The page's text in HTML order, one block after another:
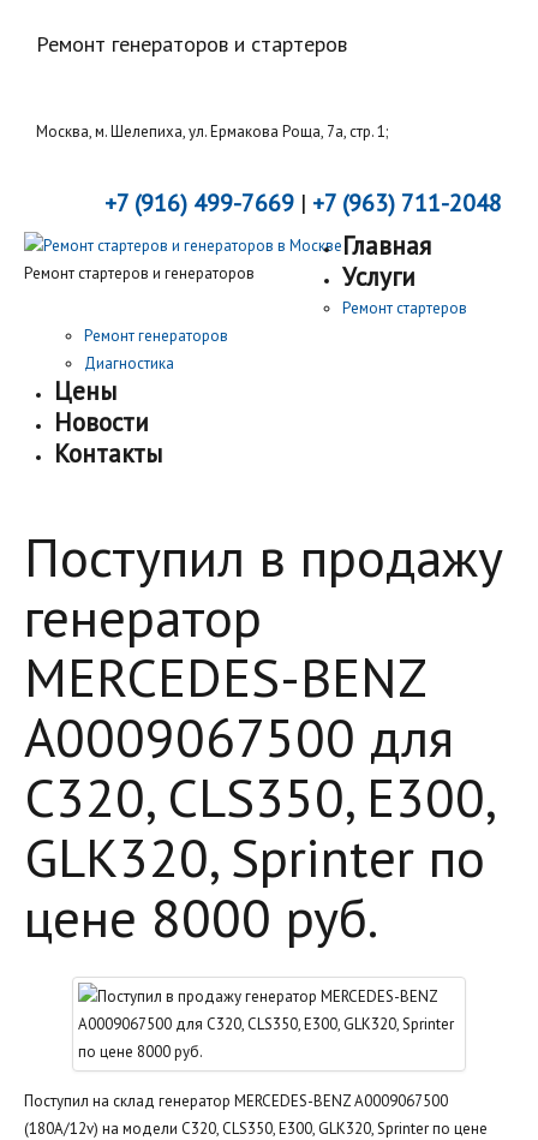
Ремонт генераторов и стартеров
Москва, м. Шелепиха, ул. Ермакова Роща, 7а, стр. 1;
+7 (916) 499-7669 | +7 (963) 711-2048
Ремонт стартеров и генераторов
Главная
Услуги
Ремонт стартеров
Ремонт генераторов
Диагностика
Цены
Новости
Контакты
Поступил в продажу
генератор
MERCEDES-BENZ
A0009067500 для
C320, CLS350, E300,
GLK320, Sprinter по
цене 8000 руб.
Поступил на склад генератор MERCEDES-BENZ A0009067500
(180А/12v) на модели C320, CLS350, E300, GLK320, Sprinter по цене